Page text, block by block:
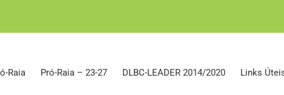
Raia Pró-Raia – 23-27 DLBC-LEADER 2014/2020 Links